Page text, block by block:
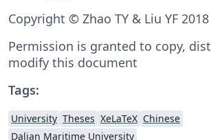
Copyright © Zhao TY & Liu YF 2018
Permission is granted to copy,
modify this document
Tags:
University Theses XeLaTeX Chinese
Dalian Maritime University